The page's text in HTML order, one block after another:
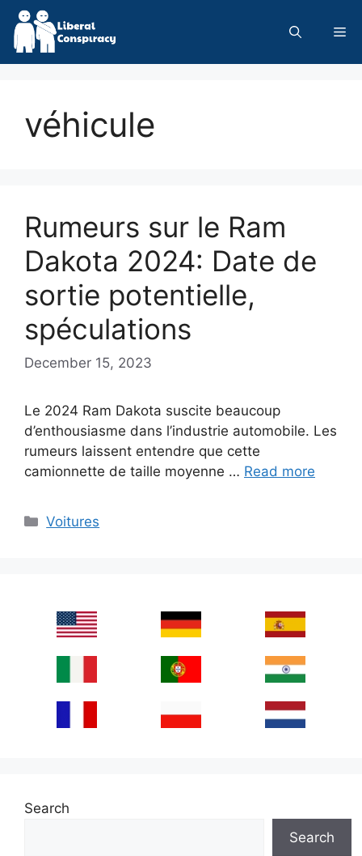
Skip
content
véhicule
Rumeurs sur le Ram
Dakota 2024: Date de
sortie potentielle,
spéculations
December 15, 2023
Le 2024 Ram Dakota suscite beaucoup
d’enthousiasme dans l’industrie automobile. Les
rumeurs laissent entendre que cette
camionnette de taille moyenne … Read more
Categories
Voitures
Search
Search